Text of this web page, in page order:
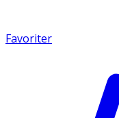
Favoriter